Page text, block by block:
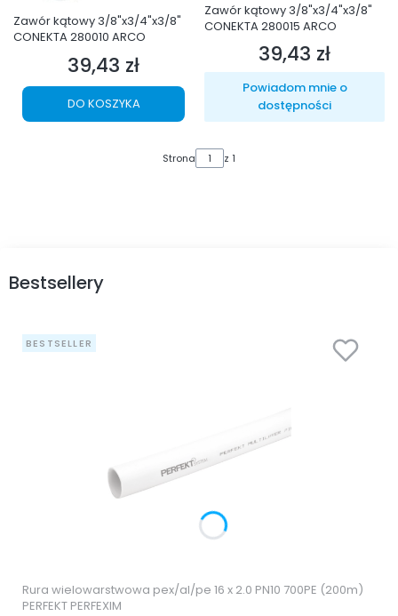
Zawór kątowy 3/8"x3/4"x3/8"
CONEKTA 280010 ARCO
Cena
39,43 zł
DO KOSZYKA
Zawór kątowy 3/8"x3/4"x3/8"
CONEKTA 280015 ARCO
Cena
39,43 zł
Powiadom mnie o
dostępności
Strona z 1
Bestsellery
BESTSELLER
Rura wielowarstwowa pex/al/pe 16 x 2.0 PN10 700PE (200m)
PERFEKT PERFEXIM